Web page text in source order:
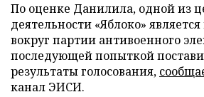
По оценке Данилила, одной из
деятельности «Яблоко»
вокруг партии антивоенного
последующей попыткой
результаты голосования,
канал ЭИСИ.